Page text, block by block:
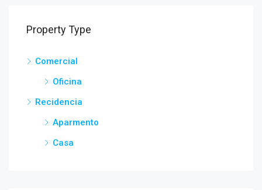
Property Type
Comercial
Oficina
Recidencia
Aparmento
Casa